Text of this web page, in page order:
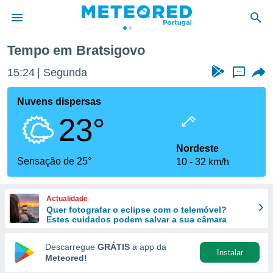
da
foi
fornecidas
a este
das
e
forma
digital
Tempo em Bratsigovo
15:24 Segunda ...
Nuvens dispersas
23°
Sensação de 25°
Nordeste
10
32 km/h
Actualidade
Quer fotografar o eclipse com o telemóvel?
Estes cuidados podem salvar a sua câmara
Descarregue GRÁTIS a app da
Meteored!
Instalar